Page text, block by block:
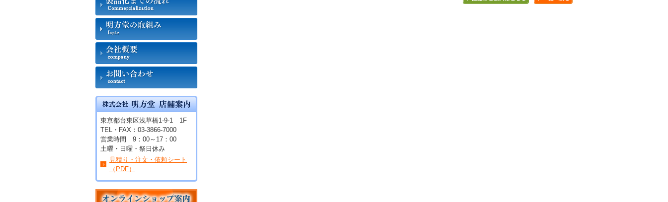
東京都台東区浅草橋1-9-1 1F
TEL・FAX：03-3866-7000
営業時間 9：00～17：00
土曜・日曜・祭日休み
見積り・注文・依頼シート
（PDF）